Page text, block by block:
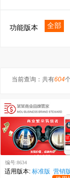
功能版本 全部
当前查询：共有604
编号:8634
适用版本: 标准版 营销